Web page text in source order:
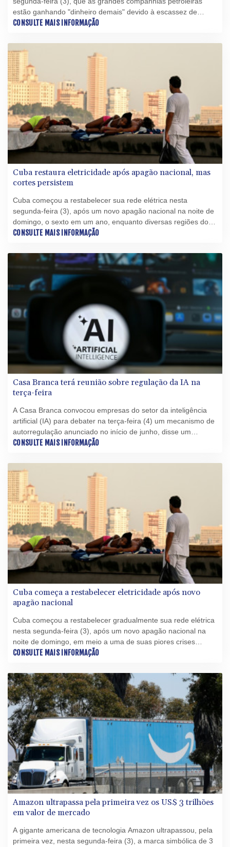
estão ganhando "dinheiro demais" devido à escassez de
petróleo provocada pela guerra no Irã.
CONSULTE MAIS INFORMAÇÃO
Cuba restaura eletricidade após apagão nacional, mas
cortes persistem
Cuba começou a restabelecer sua rede elétrica nesta
segunda-feira (3), após um novo apagão nacional na noite de
domingo, o sexto em um ano, enquanto diversas regiões do
país continuam sem eletricidade em em meio a uma de suas
CONSULTE MAIS INFORMAÇÃO
Casa Branca terá reunião sobre regulação da IA na
terça-feira
A Casa Branca convocou empresas do setor da inteligência
artificial (IA) para debater na terça-feira (4) um mecanismo de
autorregulação anunciado no início de junho, disse um
funcionário do governo à AFP.
CONSULTE MAIS INFORMAÇÃO
Cuba começa a restabelecer eletricidade após novo
apagão nacional
Cuba começou a restabelecer gradualmente sua rede elétrica
nesta segunda-feira (3), após um novo apagão nacional na
noite de domingo, em meio a uma de suas piores crises
energéticas sob pressão de Washington.
CONSULTE MAIS INFORMAÇÃO
Amazon ultrapassa pela primeira vez os US$ 3 trilhões
em valor de mercado
A gigante americana de tecnologia Amazon ultrapassou, pela
primeira vez, nesta segunda-feira (3), a marca simbólica de 3